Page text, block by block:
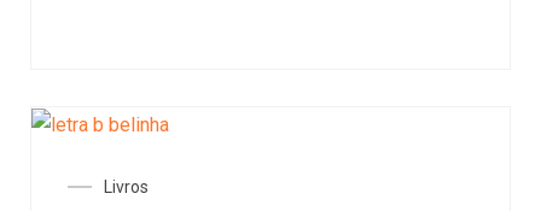
Livros